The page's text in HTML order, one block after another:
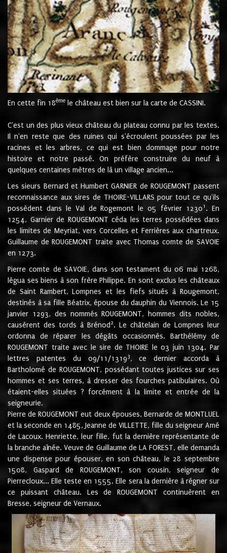
En cette fin 18ème le château est bien sur la carte de CASSINI.
C'est un des plus vieux château du plateau connu par les textes.
Il n'en reste que des ruines qui s'écroulent poussées par les
racines et les arbres, ce qui est bien dommage pour notre
histoire et notre passé. On préfère construire du neuf à
quelques centaines mètres de là un village ancien...
Les sieurs Bernard et Humbert GARNIER de ROUGEMONT passent
reconnaissance aux sires de THOIRE-VILLARS pour tout ce qu'ils
possèdent dans le Val de Rogemont le 05 février 12301 . En
1254, Garnier de ROUGEMONT céda les terres possédées dans
les limites de Meyriat, vers Corcelles et Ferrières aux chartreux.
Guillaume de ROUGEMONT traite avec Thomas comte de SAVOIE
en 1273.
Pierre comte de SAVOIE, dans son testament du 06 mai 1268,
légua ses biens à son frère Philippe. En sont exclus les châteaux
de Saint Rambert, Lompnes et les fiefs situés à Rougemont,
destinés à sa fille Béatrix, épouse du dauphin du Viennois. Le 15
janvier 1293, des nommés ROUGEMONT, hommes dits nobles,
causèrent des tords à Brénod 2. Le châtelain de Lompnes leur
ordonna de réparer les dégâts occasionnés. Barthélémy de
ROUGEMONT traite avec le sire de THOIRE le 03 juin 1304. Par
lettres patentes du 09/11/13193, ce dernier accorda à
Bartholomé de ROUGEMONT, possédant toutes justices sur ses
hommes et ses terres, à dresser des fourches patibulaires. Où
étaient-elles situées ? forcément à la limite et entrée de la
seigneurie.
Pierre de ROUGEMONT eut deux épouses, Bernarde de MONTLUEL
et la seconde en 1485, Jeanne de VILLETTE, fille du seigneur Amé
de Lacoux. Henriette, leur fille, fut la dernière représentante de
la branche aînée. Veuve de Guillaume de LA FOREST, elle demanda
une dispense pour épouser, en son château, le 28 septembre
1508, Gaspard de ROUGEMONT, son cousin, seigneur de
Pierrecloux... Elle teste en 1555. Elle sera la dernière à régner sur
ce puissant château. Les de ROUGEMONT continuèrent en
Bresse, seigneur de Vernaux.